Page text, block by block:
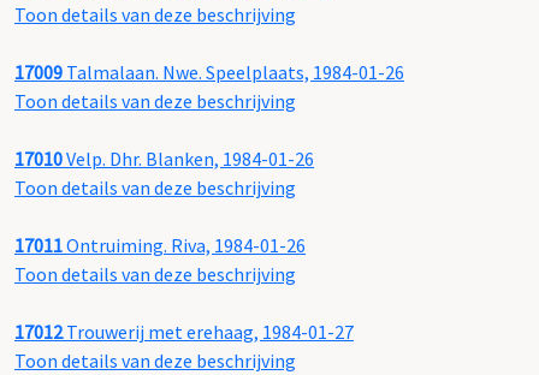
Toon details van deze beschrijving
17009 Talmalaan. Nwe. Speelplaats, 1984-01-26
Toon details van deze beschrijving
17010Velp. Dhr. Blanken, 1984-01-26
Toon details van deze beschrijving
17011Ontruiming. Riva, 1984-01-26
Toon details van deze beschrijving
17012Trouwerij met erehaag, 1984-01-27
Toon details van deze beschrijving